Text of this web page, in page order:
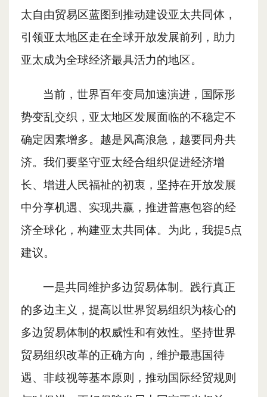
太自由贸易区蓝图到推动建设亚太共同体，
引领亚太地区走在全球开放发展前列，助力
亚太成为全球经济最具活力的地区。
当前，世界百年变局加速演进，国际形
势变乱交织，亚太地区发展面临的不稳定不
确定因素增多。越是风高浪急，越要同舟共
济。我们要坚守亚太经合组织促进经济增
长、增进人民福祉的初衷，坚持在开放发展
中分享机遇、实现共赢，推进普惠包容的经
济全球化，构建亚太共同体。为此，我提5点
建议。
一是共同维护多边贸易体制。践行真正
的多边主义，提高以世界贸易组织为核心的
多边贸易体制的权威性和有效性。坚持世界
贸易组织改革的正确方向，维护最惠国待
遇、非歧视等基本原则，推动国际经贸规则